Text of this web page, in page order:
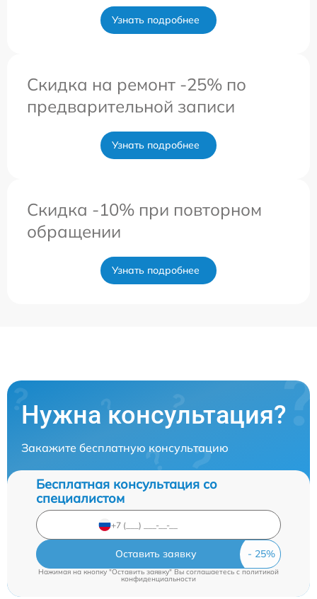
Узнать подробнее
Скидка на ремонт -25% по
предварительной записи
Узнать подробнее
Скидка -10% при повторном
обращении
Узнать подробнее
Нужна консультация?
Закажите бесплатную консультацию
Бесплатная консультация со
специалистом
Оставить заявку
Нажимая на кнопку "Оставить заявку" Вы соглашаетесь cполитикой
конфиденциальности